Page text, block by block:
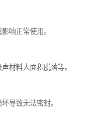
响正常使用。
材料大面积脱落等。
导致无法密封。